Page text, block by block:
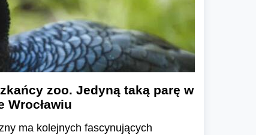
zoo. Jedyną taką parę w
Wrocławiu
ma kolejnych fascynujących